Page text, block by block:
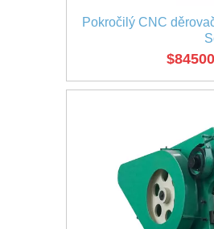
Pokročilý CNC
$84500